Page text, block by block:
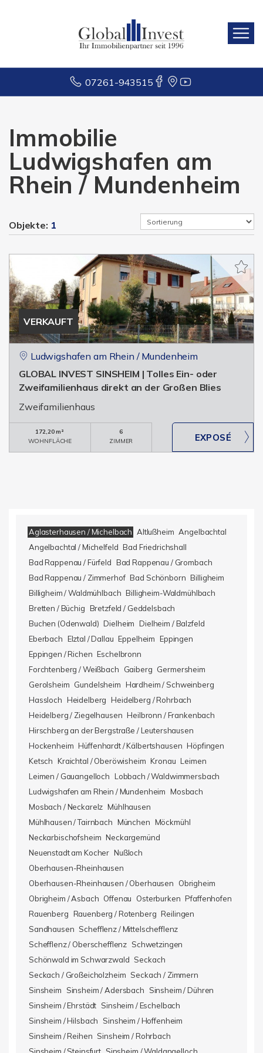
07261-943515
Immobilie
Ludwigshafen am
Rhein / Mundenheim
Objekte: 1
VERKAUFT
Ludwigshafen am Rhein / Mundenheim
GLOBAL INVEST SINSHEIM | Tolles Ein- oder
Zweifamilienhaus direkt an der Großen Blies
Zweifamilienhaus
172,20 m²
WOHNFLÄCHE
6
ZIMMER
Aglasterhausen / Michelbach Altlußheim Angelbachtal
Angelbachtal / Michelfeld Bad Friedrichshall
Bad Rappenau / Fürfeld Bad Rappenau / Grombach
Bad Rappenau / Zimmerhof Bad Schönborn Billigheim
Billigheim / Waldmühlbach Billigheim-Waldmühlbach
Bretten / Büchig Bretzfeld / Geddelsbach
Buchen (Odenwald) Dielheim Dielheim / Balzfeld
Eberbach Elztal / Dallau Eppelheim Eppingen
Eppingen / Richen Eschelbronn
Forchtenberg / Weißbach
Gaiberg Germersheim
Gerolsheim Gundelsheim Hardheim / Schweinberg
Hassloch Heidelberg Heidelberg / Rohrbach
Heidelberg / Ziegelhausen Heilbronn / Frankenbach
Hirschberg an der Bergstraße / Leutershausen
Hockenheim Hüffenhardt / Kälbertshausen Höpfingen
Ketsch Kraichtal / Oberöwisheim Kronau Leimen
Leimen / Gauangelloch Lobbach / Waldwimmersbach
Ludwigshafen am Rhein / Mundenheim Mosbach
Mosbach / Neckarelz Mühlhausen
Mühlhausen / Tairnbach München Möckmühl
Neckarbischofsheim Neckargemünd
Neuenstadt am Kocher Nußloch
Oberhausen-Rheinhausen
Oberhausen-Rheinhausen / Oberhausen
Obrigheim
Obrigheim / Asbach Offenau Osterburken Pfaffenhofen
Rauenberg Rauenberg / Rotenberg Reilingen
Sandhausen Schefflenz / Mittelschefflenz
Schefflenz / Oberschefflenz Schwetzingen
Schönwald im Schwarzwald Seckach
Seckach / Großeicholzheim Seckach / Zimmern
Sinsheim
Sinsheim / Adersbach
Sinsheim / Dühren
Sinsheim / Ehrstädt Sinsheim / Eschelbach
Sinsheim / Hilsbach
Sinsheim / Hoffenheim
Sinsheim / Reihen Sinsheim / Rohrbach